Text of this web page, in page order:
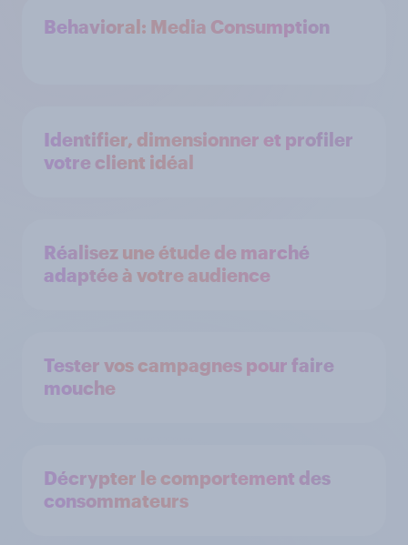
Behavioral: Media Consumption
Identifier, dimensionner et profiler
votre client idéal
Réalisez une étude de marché
adaptée à votre audience
Tester vos campagnes pour faire
mouche
Décrypter le comportement des
consommateurs